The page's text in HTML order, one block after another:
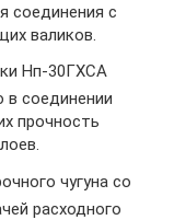
соединения с
валиков.
Нп-30ГХСА
в соединении
прочность
чугуна со
расходного